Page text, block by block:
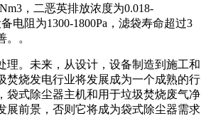
，二恶英排放浓度为0.018-
电阻为1300-1800Pa，滤袋寿命超过3
。
理。未来，从设计，设备制造到施工和
焚烧发电行业将发展成为一个成熟的行
袋式除尘器主机和用于垃圾焚烧废气净
展前景，否则它将成为袋式除尘器需求